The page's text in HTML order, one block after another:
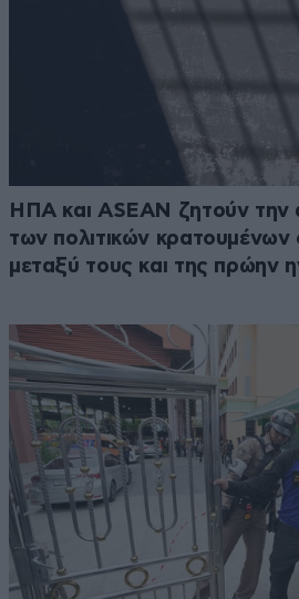
ΗΠΑ και ASEAN ζητούν την
των πολιτικών
μεταξύ τους και της πρώην